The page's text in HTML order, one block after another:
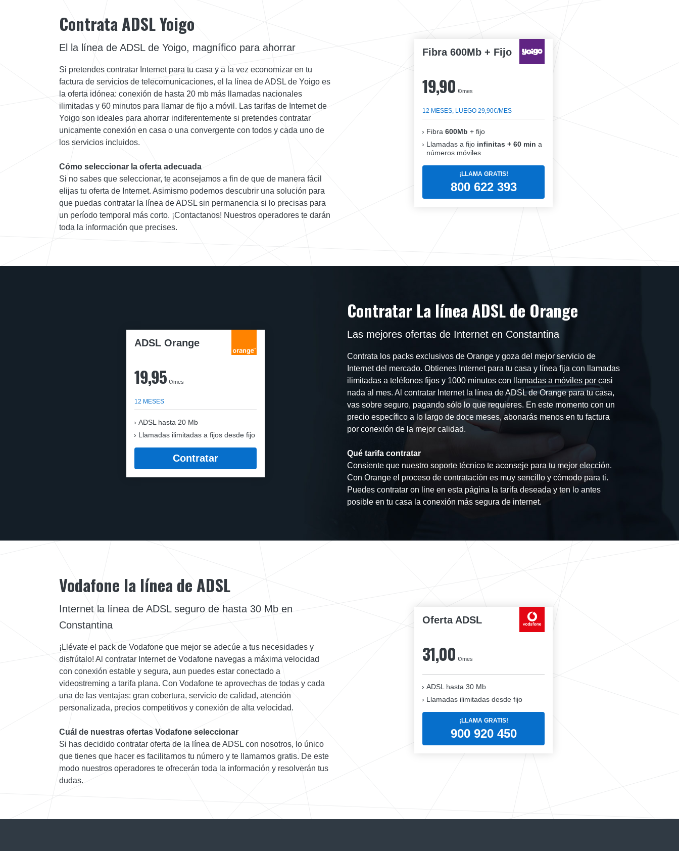
Fibra 600Mb + Fijo
19,90 €/mes
12 MESES, LUEGO 29,90€/MES
Fibra 600Mb + fijo
Llamadas a fijo infinitas + 60 min a
números móviles
¡LLAMA GRATIS!
800 622 393
Contrata ADSL Yoigo
El la línea de ADSL de Yoigo, magnífico para ahorrar
Si pretendes contratar Internet para tu casa y a la vez economizar en tu
factura de servicios de telecomunicaciones, el la línea de ADSL de Yoigo es
la oferta idónea: conexión de hasta 20 mb más llamadas nacionales
ilimitadas y 60 minutos para llamar de fijo a móvil. Las tarifas de Internet de
Yoigo son ideales para ahorrar indiferentemente si pretendes contratar
unicamente conexión en casa o una convergente con todos y cada uno de
los servicios incluidos.
Cómo seleccionar la oferta adecuada
Si no sabes que seleccionar, te aconsejamos a fin de que de manera fácil
elijas tu oferta de Internet. Asimismo podemos descubrir una solución para
que puedas contratar la línea de ADSL sin permanencia si lo precisas para
un período temporal más corto. ¡Contactanos! Nuestros operadores te darán
toda la información que precises.
ADSL Orange
19,95 €/mes
12 MESES
ADSL hasta 20 Mb
Llamadas ilimitadas a fijos desde fijo
Contratar
Contratar La línea ADSL de Orange
Las mejores ofertas de Internet en Constantina
Contrata los packs exclusivos de Orange y goza del mejor servicio de
Internet del mercado. Obtienes Internet para tu casa y línea fija con llamadas
ilimitadas a teléfonos fijos y 1000 minutos con llamadas a móviles por casi
nada al mes. Al contratar Internet la línea de ADSL de Orange para tu casa,
vas sobre seguro, pagando sólo lo que requieres. En este momento con un
precio específico a lo largo de doce meses, abonarás menos en tu factura
por conexión de la mejor calidad.
Qué tarifa contratar
Consiente que nuestro soporte técnico te aconseje para tu mejor elección.
Con Orange el proceso de contratación es muy sencillo y cómodo para ti.
Puedes contratar on line en esta página la tarifa deseada y ten lo antes
posible en tu casa la conexión más segura de internet.
Oferta ADSL
31,00 €/mes
ADSL hasta 30 Mb
Llamadas ilimitadas desde fijo
¡LLAMA GRATIS!
900 920 450
Vodafone la línea de ADSL
Internet la línea de ADSL seguro de hasta 30 Mb en
Constantina
¡Llévate el pack de Vodafone que mejor se adecúe a tus necesidades y
disfrútalo! Al contratar Internet de Vodafone navegas a máxima velocidad
con conexión estable y segura, aun puedes estar conectado a
videostreming a tarifa plana. Con Vodafone te aprovechas de todas y cada
una de las ventajas: gran cobertura, servicio de calidad, atención
personalizada, precios competitivos y conexión de alta velocidad.
Cuál de nuestras ofertas Vodafone seleccionar
Si has decidido contratar oferta de la línea de ADSL con nosotros, lo único
que tienes que hacer es facilitarnos tu número y te llamamos gratis. De este
modo nuestros operadores te ofrecerán toda la información y resolverán tus
dudas.